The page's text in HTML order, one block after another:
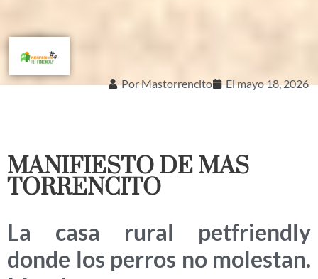
PorMastorrencito Elmayo 18, 2026
MANIFIESTO DE MAS
TORRENCITO
La casa rural petfriendly
donde los perros no molestan.